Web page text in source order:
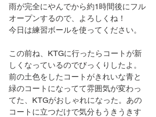
雨が完全にやんでから約1時間後にフル
オープンするので、よろしくね！
今日は練習ボールを使ってください。
この前ね、KTGに行ったらコートが新
しくなっているのでびっくりしたよ。
前の土色をしたコートがきれいな青と
緑のコートになってて雰囲気が変わっ
てた、KTGがおしゃれになった。あの
コートに立つだけで気分もうきうきす